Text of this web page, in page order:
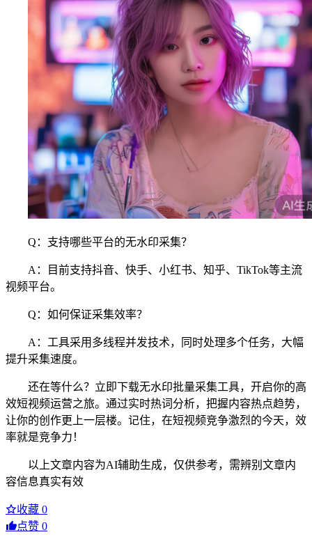
Q：支持哪些平台的无水印采集？
A：目前支持抖音、快手、小红书、知乎、TikTok等主流
视频平台。
Q：如何保证采集效率？
A：工具采用多线程并发技术，同时处理多个任务，大幅
提升采集速度。
还在等什么？立即下载无水印批量采集工具，开启你的高
效短视频运营之旅。通过实时热词分析，把握内容热点趋势，
让你的创作更上一层楼。记住，在短视频竞争激烈的今天，效
率就是竞争力！
以上文章内容为AI辅助生成，仅供参考，需辨别文章内
容信息真实有效
收藏 0
点赞 0